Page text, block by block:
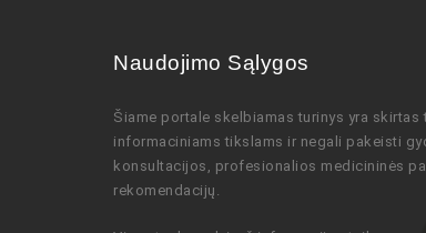
Naudojimo Sąlygos
Šiame portale skelbiamas turinys yra skirtas
informaciniams tikslams ir negali pakeisti
konsultacijos, profesionalios medicininės
rekomendacijų .